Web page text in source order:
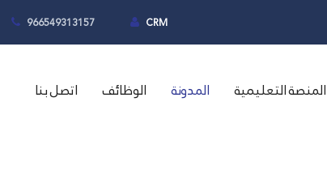
966549313157 CRM
المنصة التعليمية المدونة الوظائف اتصل بنا